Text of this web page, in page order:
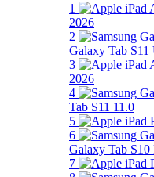
1
2026
2
Galaxy Tab S11
3
2026
4
Tab S11 11.0
5
6
Galaxy Tab S10
7